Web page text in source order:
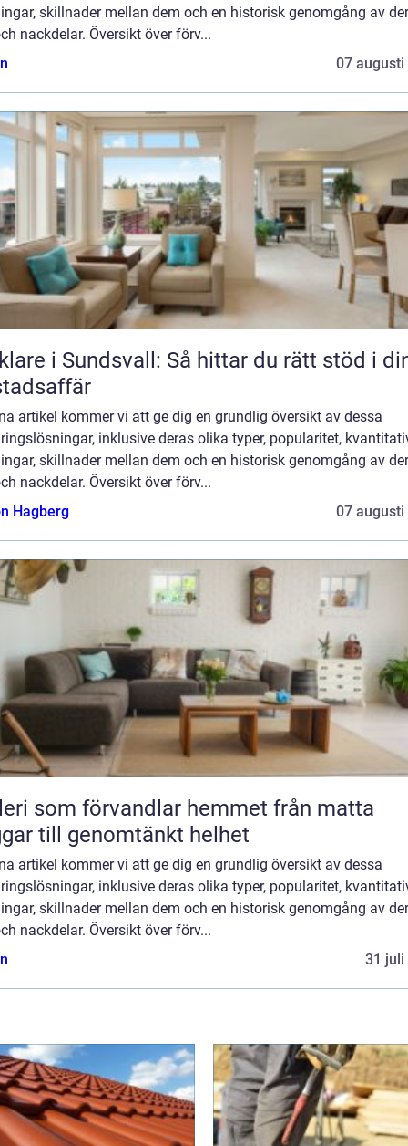
skillnader mellan dem och en historisk genomgång av
nackdelar. Översikt över förv...
07 augusti
i Sundsvall: Så hittar du rätt stöd i
artikel kommer vi att ge dig en grundlig översikt av dessa
inklusive deras olika typer, popularitet,
skillnader mellan dem och en historisk genomgång av
nackdelar. Översikt över förv...
Hagberg
07 augusti
som förvandlar hemmet från matta
till genomtänkt helhet
artikel kommer vi att ge dig en grundlig översikt av dessa
inklusive deras olika typer, popularitet,
skillnader mellan dem och en historisk genomgång av
nackdelar. Översikt över förv...
31 juli